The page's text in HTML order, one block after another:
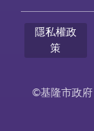
隱私權政
策
©基隆市政府